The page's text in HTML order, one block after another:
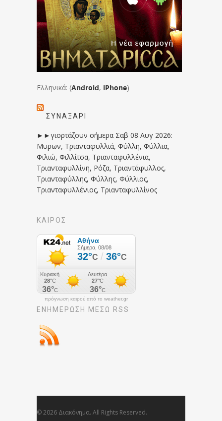
Ελληνικά: (Android, iPhone)
ΣΥΝΑΞΆΡΙ
►►γιορτάζουν σήμερα Σαβ 08 Αυγ 2026:
Μυρων, Τριανταφυλλιά, Φύλλη, Φύλλια,
Φιλιώ, Φιλλίτσα, Τριανταφυλλένια,
Τριανταφυλλίνη, Ρόζα, Τριαντάφυλλος,
Τριανταφύλλης, Φύλλης, Φύλλιος,
Τριανταφυλλένιος, Τριανταφυλλίνος
ΚΑΙΡΟΣ
πρόγνωση καιρού από το weather.gr
ΕΝΗΜΈΡΩΣΉ ΜΕΣΩ RSS
© 2026 Διακόνημα. All Rights Reserved.